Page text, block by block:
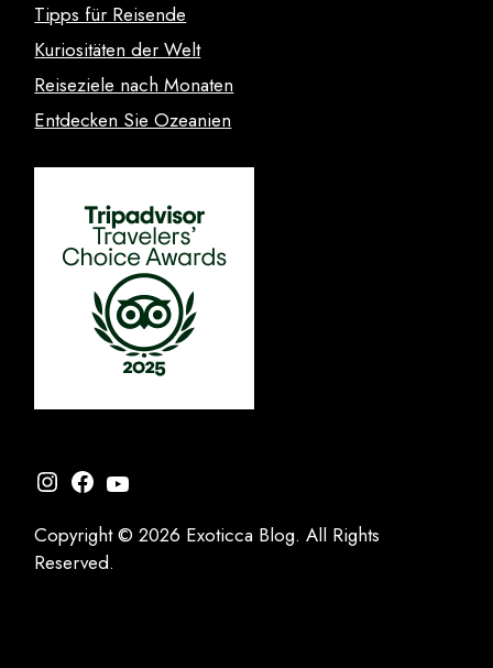
Tipps für Reisende
Kuriositäten der Welt
Reiseziele nach Monaten
Entdecken Sie Ozeanien
Instagram
Facebook
YouTube
Copyright © 2026 Exoticca Blog. All Rights
Reserved.